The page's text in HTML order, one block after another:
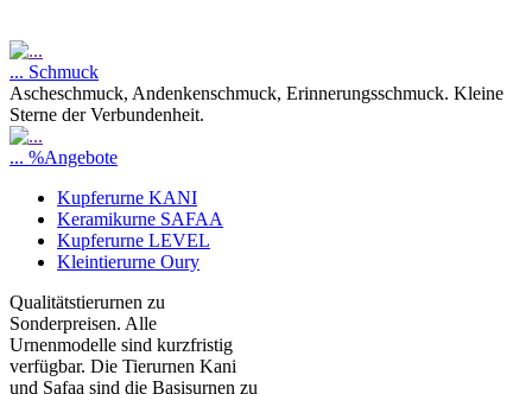
... Schmuck
Ascheschmuck, Andenkenschmuck, Erinnerungsschmuck. Kleine
Sterne der Verbundenheit.
... %Angebote
Kupferurne KANI
Keramikurne SAFAA
Kupferurne LEVEL
Kleintierurne Oury
Qualitätstierurnen zu
Sonderpreisen. Alle
Urnenmodelle sind kurzfristig
verfügbar. Die Tierurnen Kani
und Safaa sind die Basisurnen zu